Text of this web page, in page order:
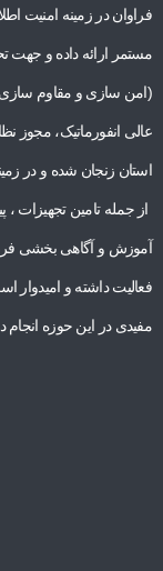
مستمر ارائه داده و جهت
(امن سازی و مقاوم
عالی انفورماتیک، مجوز
استان زنجان شده و در
از جمله تامین تجهیزات
آموزش و آگاهی بخشی
فعالیت داشته و امیدوار
مفیدی در این حوزه انجام